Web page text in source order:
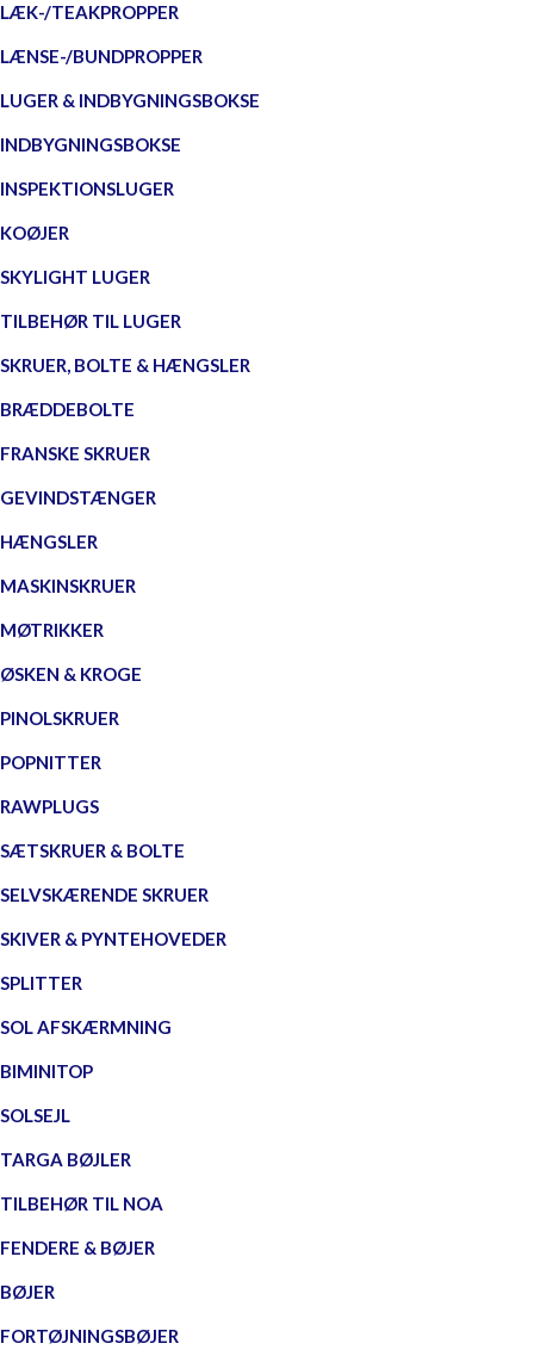
LÆK-/TEAKPROPPER
LÆNSE-/BUNDPROPPER
LUGER & INDBYGNINGSBOKSE
INDBYGNINGSBOKSE
INSPEKTIONSLUGER
KOØJER
SKYLIGHT LUGER
TILBEHØR TIL LUGER
SKRUER, BOLTE & HÆNGSLER
BRÆDDEBOLTE
FRANSKE SKRUER
GEVINDSTÆNGER
HÆNGSLER
MASKINSKRUER
MØTRIKKER
ØSKEN & KROGE
PINOLSKRUER
POPNITTER
RAWPLUGS
SÆTSKRUER & BOLTE
SELVSKÆRENDE SKRUER
SKIVER & PYNTEHOVEDER
SPLITTER
SOL AFSKÆRMNING
BIMINITOP
SOLSEJL
TARGA BØJLER
TILBEHØR TIL NOA
FENDERE & BØJER
BØJER
FORTØJNINGSBØJER